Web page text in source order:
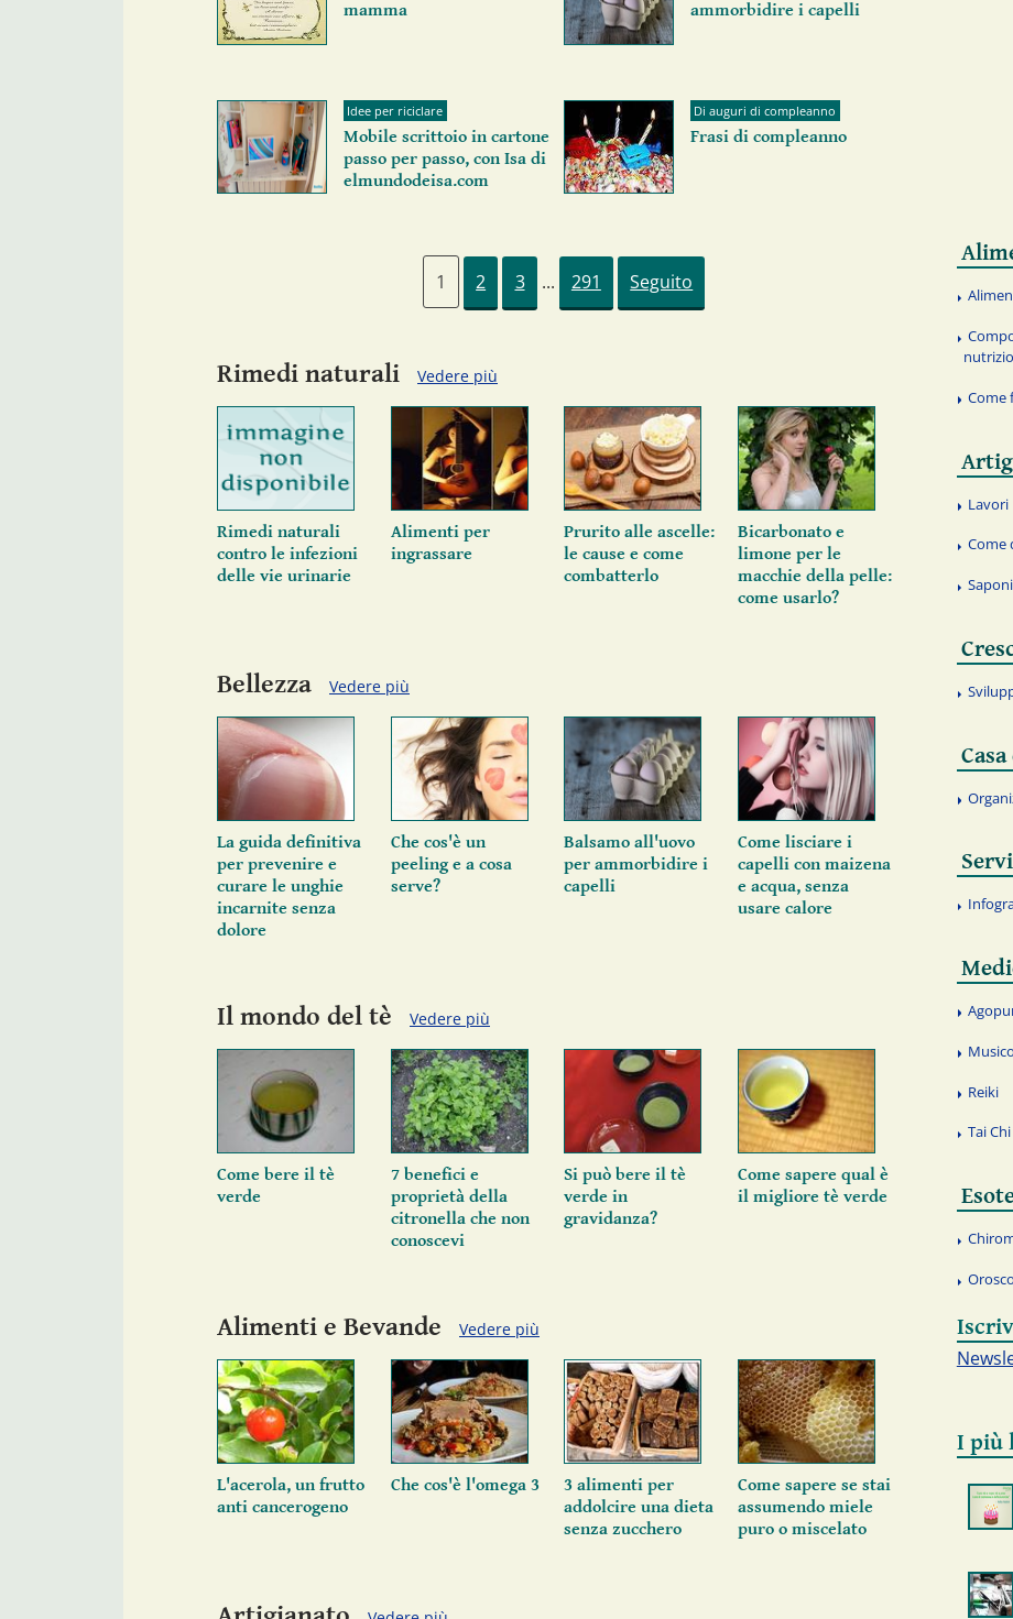
mamma
ammorbidire i capelli
Idee per riciclare
Mobile scrittoio in cartone
passo per passo, con Isa di
elmundodeisa.com
Di auguri di compleanno
Frasi di compleanno
1 2 3 ... 291 Seguito
Rimedi naturali Vedere più
Rimedi naturali
contro le infezioni
delle vie urinarie
Alimenti per
ingrassare
Prurito alle ascelle:
le cause e come
combatterlo
Bicarbonato e
limone per le
macchie della pelle:
come usarlo?
Bellezza Vedere più
La guida definitiva
per prevenire e
curare le unghie
incarnite senza
dolore
Che cos'è un
peeling e a cosa
serve?
Balsamo all'uovo
per ammorbidire i
capelli
Come lisciare i
capelli con maizena
e acqua, senza
usare calore
Il mondo del tè Vedere più
Come bere il tè
verde
7 benefici e
proprietà della
citronella che non
conoscevi
Si può bere il tè
verde in
gravidanza?
Come sapere qual è
il migliore tè verde
Alimenti e Bevande Vedere più
L'acerola, un frutto
anti cancerogeno
Che cos'è l'omega 3
3 alimenti per
addolcire una dieta
senza zucchero
Come sapere se stai
assumendo miele
puro o miscelato
Come
Lavori
Come
Reiki
Tai Chi
I più